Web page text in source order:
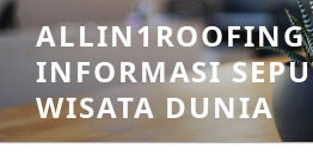
Skip
to
content
ALLIN1ROOFING
INFORMASI
WISATA DUNIA